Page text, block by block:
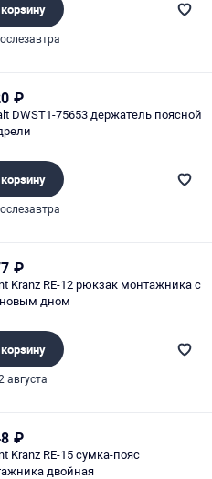
₽
DWST1-75653 держатель поясной
₽
Kranz RE-12 рюкзак монтажника с
дном
августа
₽
Kranz RE-15 сумка-пояс
двойная